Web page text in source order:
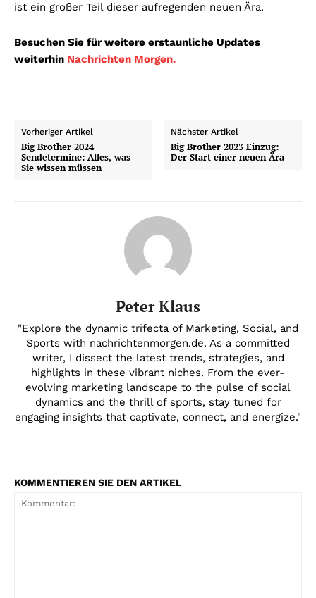
ist ein großer Teil dieser aufregenden neuen Ära.
Besuchen Sie für weitere erstaunliche Updates
weiterhin Nachrichten Morgen.
Vorheriger Artikel
Big Brother 2024
Sendetermine: Alles, was
Sie wissen müssen
Nächster Artikel
Big Brother 2023 Einzug:
Der Start einer neuen Ära
Peter Klaus
"Explore the dynamic trifecta of Marketing, Social, and
Sports with nachrichtenmorgen.de. As a committed
writer, I dissect the latest trends, strategies, and
highlights in these vibrant niches. From the ever-
evolving marketing landscape to the pulse of social
dynamics and the thrill of sports, stay tuned for
engaging insights that captivate, connect, and energize."
KOMMENTIEREN SIE DEN ARTIKEL